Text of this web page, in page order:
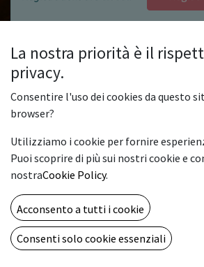
Stampa il futuro con noi!
Il23 e 24 maggio 2025, dalle 10:00
Days: due giornate di dimostrazioni
vedere all’opera le soluzioni che
confini della stampa professionale.
Dalla precisione millimetrica del
MGI-R 33, alla produttività cromatica
Brother WF1-L640e l’affidabilità
Canon imagePROGRAF TX-4200,
toccare con mano tecnologie pensate
tuo business.
La nostra priorità è il
privacy.
Consentire l'uso dei cookies da questo
browser?
Utilizziamo i cookie per fornire
Puoi scoprire di più sui nostri cookie e
nostraCookie Policy.
Acconsento a tutti i cookie
Consenti solo cookie essenziali